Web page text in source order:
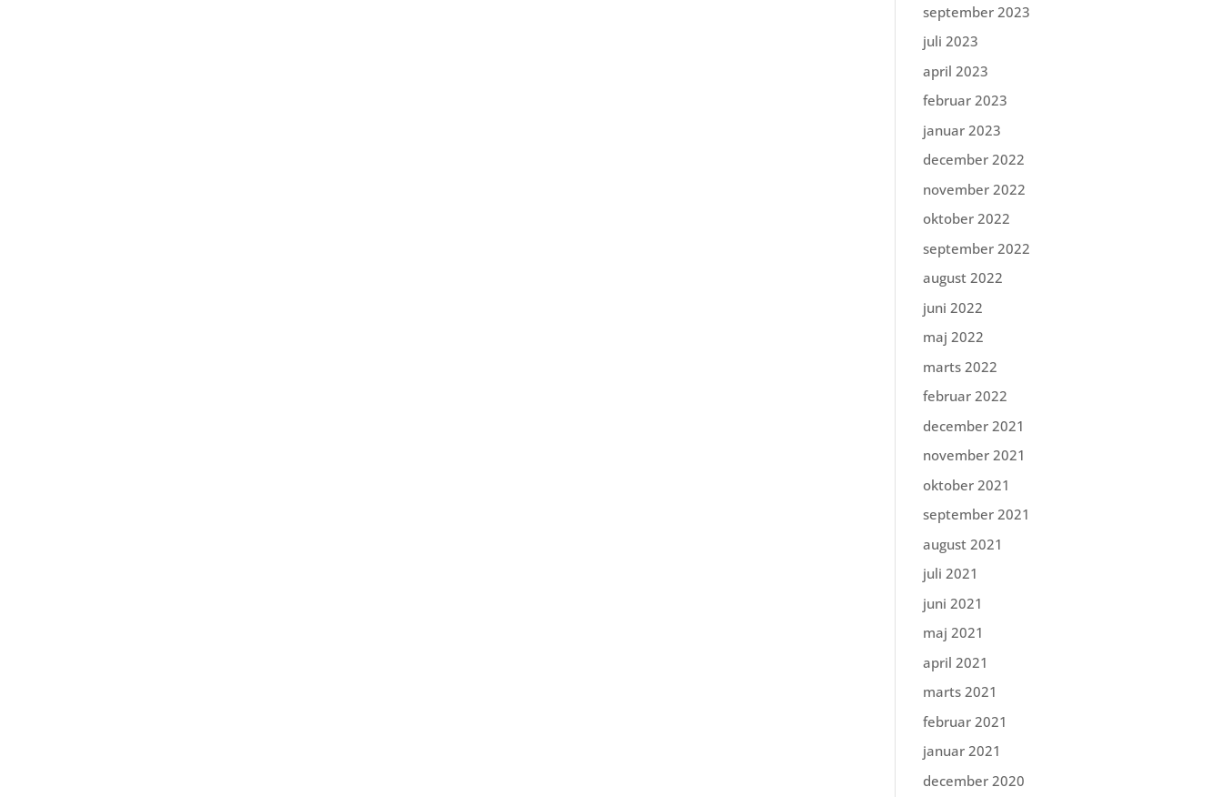
september 2023
juli 2023
april 2023
februar 2023
januar 2023
december 2022
november 2022
oktober 2022
september 2022
august 2022
juni 2022
maj 2022
marts 2022
februar 2022
december 2021
november 2021
oktober 2021
september 2021
august 2021
juli 2021
juni 2021
maj 2021
april 2021
marts 2021
februar 2021
januar 2021
december 2020